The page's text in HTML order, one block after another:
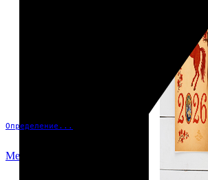
Определение...
Меню